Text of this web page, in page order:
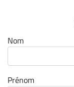
ET
JURISTES
Offres
Nom
Prénom